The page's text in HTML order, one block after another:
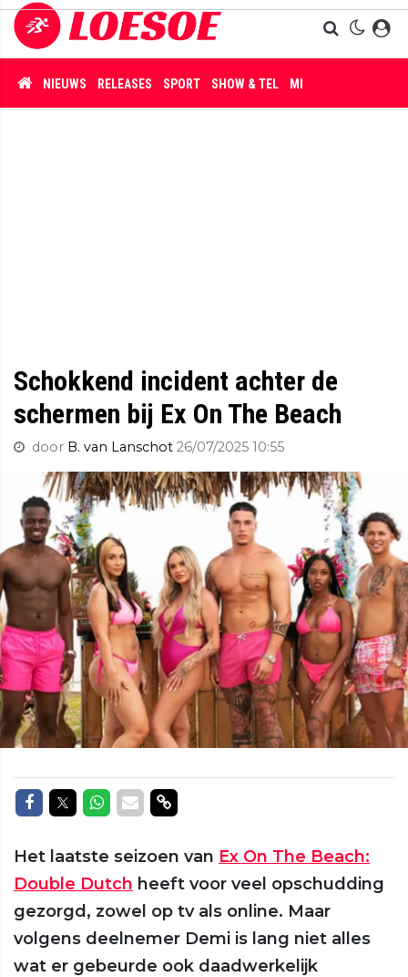
NIEUWS RELEASES SPORT SHOW & TEL MISDAAD
Schokkend incident achter de
schermen bij Ex On The Beach
door B. van Lanschot 26/07/2025 10:55
Delen op Facebook
Delen op Twitter
Delen op Whatsapp
Delen via Mail
Delen via link
Het laatste seizoen van Ex On The Beach:
Double Dutch heeft voor veel opschudding
gezorgd, zowel op tv als online. Maar
volgens deelnemer Demi is lang niet alles
wat er gebeurde ook daadwerkelijk